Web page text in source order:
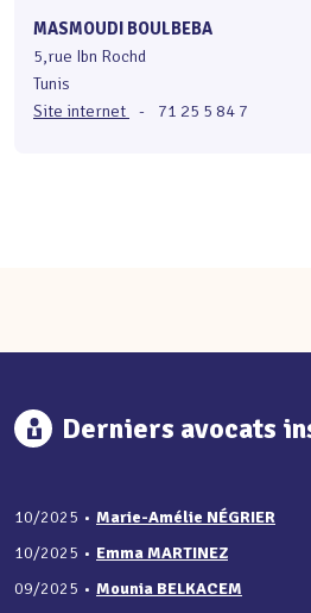
MASMOUDI BOULBEBA
5,rue Ibn Rochd
Tunis
Site internet
- 71 25 5 84 7
Derniers avocats
10/2025 • Marie-Amélie NÉGRIER
10/2025 • Emma MARTINEZ
09/2025 • Mounia BELKACEM